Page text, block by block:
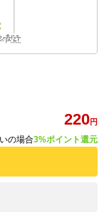
220円
の場合3%ポイント還元